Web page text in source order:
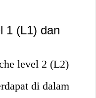
1 (L1) dan
level 2 (L2)
di dalam